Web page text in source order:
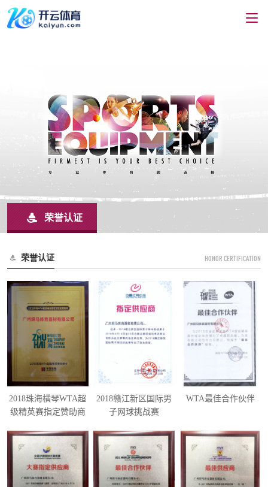
荣誉认证
荣誉认证 HONOR CERTIFICATION
2018珠海横琴WTA超
级精英赛指定赞助商
2018赣江新区国际男
子网球挑战赛
WTA最佳合作伙伴